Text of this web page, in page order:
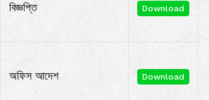
বিজ্ঞপ্তি Download
অফিস আদেশ Download